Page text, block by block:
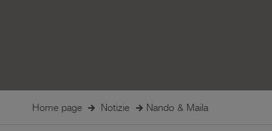
Home page Notizie Nando & Maila